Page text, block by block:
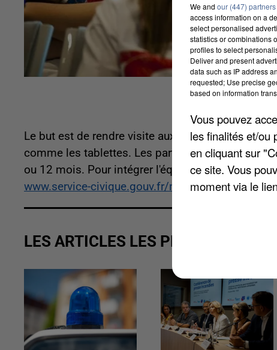
Le but est de rendre visite aux personnes
comme les tablettes. Les participants doivent
ou 12 mois. Pour intégrer l'équipe n'hésitez pas
www.service-civique.gouv.fr/missions.
LES ARTICLES LES PLUS VUS
We and our (447) partners
access information on a
select personalised
statistics or combinations
profiles to select
Deliver and present
data such as IP address
requested; Use precise
based on information
Vous pouvez
les finalités et/ou
en cliquant sur
ce site. Vous
moment via le